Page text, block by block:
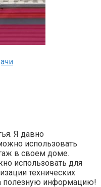
Я давно
использовать
в своем доме.
использовать для
технических
полезную информацию!